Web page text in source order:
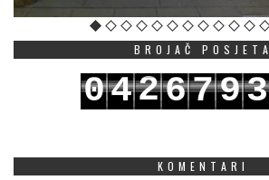
BROJAČ POSJETA
0426793
KOMENTARI